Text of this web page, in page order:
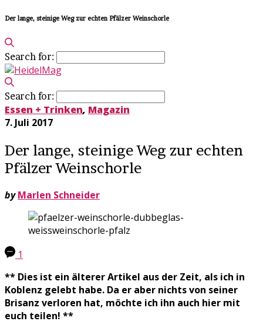
Der lange, steinige Weg zur echten Pfälzer Weinschorle
Search for:
Search for:
Essen + Trinken, Magazin
7. Juli 2017
Der lange, steinige Weg zur echten
Pfälzer Weinschorle
by Marlen Schneider
1
** Dies ist ein älterer Artikel aus der Zeit, als ich in
Koblenz gelebt habe. Da er aber nichts von seiner
Brisanz verloren hat, möchte ich ihn auch hier mit
euch teilen! **